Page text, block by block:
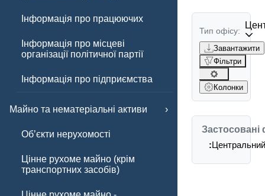
Інформація про працюючих
Інформація про місцеві
організації політичної партії
Інформація про підприємства
Майно та нематеріальні активи
Обʼєкти нерухомості
Цінне рухоме майно (крім
транспортних засобів)
Тип офісу:
Завантажити
Фільтри
Колонки
Застосовані
:Центральний